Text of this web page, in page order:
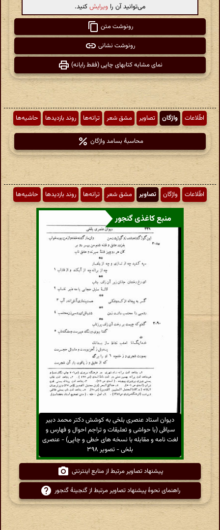
می‌توانید آن را ویرایشکنید.
رونوشت متن
رونوشت نشانی
نمای مشابه کتابهای چاپی (فقط رایانه)
اطّلاعات واژگان تصاویر مشق شعر ترانه‌ها روند بازدیدها حاشیه‌ها
محاسبهٔ بسامد واژگان
اطّلاعات واژگان تصاویر مشق شعر ترانه‌ها روند بازدیدها حاشیه‌ها
منبع کاغذی گنجور
دیوان استاد عنصری بلخی به کوشش دکتر محمد دبیر
سیاقی (با حواشی و تعلیقات و تراجم احوال و فهارس و
لغت نامه و مقابله با نسخه های خطی و چاپی) - عنصری
بلخی - تصویر ۳۹۸
پیشنهاد تصاویر مرتبط از منابع اینترنتی
راهنمای نحوهٔ پیشنهاد تصاویر مرتبط از گنجینهٔ گنجور